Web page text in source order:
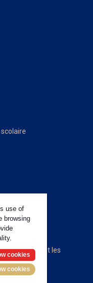
les jeunes et les
use of
browsing
cookies
cookies